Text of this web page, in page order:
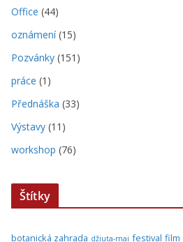
Office (44)
oznámení(15)
Pozvánky (151)
práce (1)
Přednáška (33)
Výstavy (11)
workshop (76)
Štítky
botanická zahrada džiuta-mai festival film